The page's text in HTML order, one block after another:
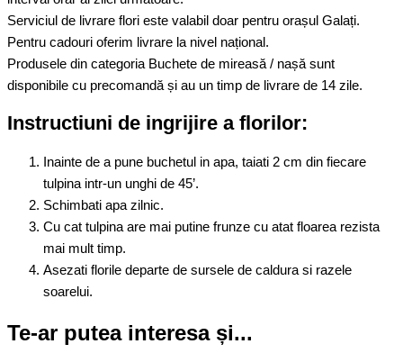
Serviciul de livrare flori este valabil doar pentru orașul Galați.
Pentru cadouri oferim livrare la nivel național.
Produsele din categoria Buchete de mireasă / nașă sunt
disponibile cu precomandă și au un timp de livrare de 14 zile.
Instructiuni de ingrijire a florilor:
Inainte de a pune buchetul in apa, taiati 2 cm din fiecare
tulpina intr-un unghi de 45’.
Schimbati apa zilnic.
Cu cat tulpina are mai putine frunze cu atat floarea rezista
mai mult timp.
Asezati florile departe de sursele de caldura si razele
soarelui.
Te-ar putea interesa și...